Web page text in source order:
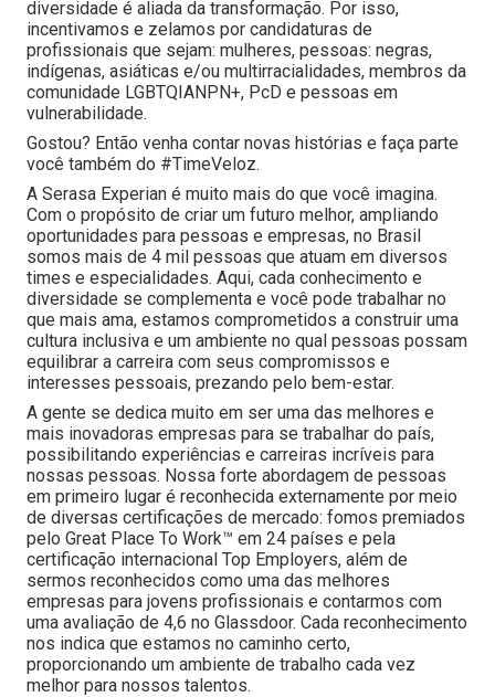
diversidade é aliada da transformação. Por isso,
incentivamos e zelamos por candidaturas de
profissionais que sejam: mulheres, pessoas: negras,
indígenas, asiáticas e/ou multirracialidades, membros da
comunidade LGBTQIANPN+, PcD e pessoas em
vulnerabilidade.
Gostou? Então venha contar novas histórias e faça parte
você também do #TimeVeloz.
A Serasa Experian é muito mais do que você imagina.
Com o propósito de criar um futuro melhor, ampliando
oportunidades para pessoas e empresas, no Brasil
somos mais de 4 mil pessoas que atuam em diversos
times e especialidades. Aqui, cada conhecimento e
diversidade se complementa e você pode trabalhar no
que mais ama, estamos comprometidos a construir uma
cultura inclusiva e um ambiente no qual pessoas possam
equilibrar a carreira com seus compromissos e
interesses pessoais, prezando pelo bem-estar.
A gente se dedica muito em ser uma das melhores e
mais inovadoras empresas para se trabalhar do país,
possibilitando experiências e carreiras incríveis para
nossas pessoas. Nossa forte abordagem de pessoas
em primeiro lugar é reconhecida externamente por meio
de diversas certificações de mercado: fomos premiados
pelo Great Place To Work™ em 24 países e pela
certificação internacional Top Employers, além de
sermos reconhecidos como uma das melhores
empresas para jovens profissionais e contarmos com
uma avaliação de 4,6 no Glassdoor. Cada reconhecimento
nos indica que estamos no caminho certo,
proporcionando um ambiente de trabalho cada vez
melhor para nossos talentos.